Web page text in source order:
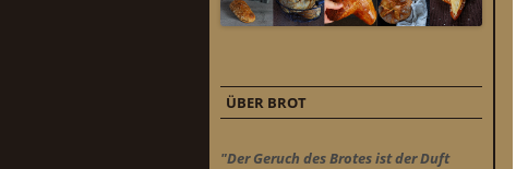
ÜBER BROT
"Der Geruch des Brotes ist der Duft